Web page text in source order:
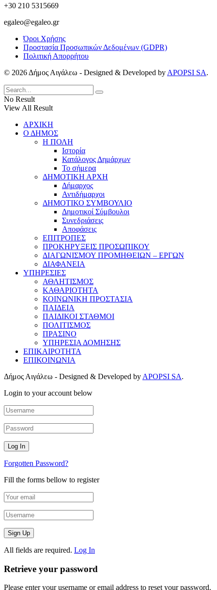
+30 210 5315669
egaleo@egaleo.gr
Όροι Χρήσης
Προστασία Προσωπικών Δεδομένων (GDPR)
Πολιτική Απορρήτου
© 2026 Δήμος Αιγάλεω - Designed & Developed by APOPSI SA.
No Result
View All Result
ΑΡΧΙΚΗ
Ο ΔΗΜΟΣ
Η ΠΟΛΗ
Ιστορία
Κατάλογος Δημάρχων
Το σήμερα
ΔΗΜΟΤΙΚΗ ΑΡΧΗ
Δήμαρχος
Αντιδήμαρχοι
ΔΗΜΟΤΙΚΟ ΣΥΜΒΟΥΛΙΟ
Δημοτικοί Σύμβουλοι
Συνεδριάσεις
Αποφάσεις
ΕΠΙΤΡΟΠΕΣ
ΠΡΟΚΗΡΥΞΕΙΣ ΠΡΟΣΩΠΙΚΟΥ
ΔΙΑΓΩΝΙΣΜΟΥ ΠΡΟΜΗΘΕΙΩΝ – ΕΡΓΩΝ
ΔΙΑΦΑΝΕΙΑ
ΥΠΗΡΕΣΙΕΣ
ΑΘΛΗΤΙΣΜΟΣ
ΚΑΘΑΡΙΟΤΗΤΑ
ΚΟΙΝΩΝΙΚΗ ΠΡΟΣΤΑΣΙΑ
ΠΑΙΔΕΙΑ
ΠΑΙΔΙΚΟΙ ΣΤΑΘΜΟΙ
ΠΟΛΙΤΙΣΜΟΣ
ΠΡΑΣΙΝΟ
ΥΠΗΡΕΣΙΑ ΔΟΜΗΣΗΣ
ΕΠΙΚΑΙΡΟΤΗΤΑ
ΕΠΙΚΟΙΝΩΝΙΑ
Δήμος Αιγάλεω - Designed & Developed by APOPSI SA.
Login to your account below
Forgotten Password?
Fill the forms bellow to register
All fields are required. Log In
Retrieve your password
Please enter your username or email address to reset your password.